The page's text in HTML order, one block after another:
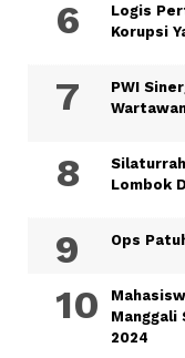
Logis
Korupsi
PWI
Lombok
Ops
Manggali
2024